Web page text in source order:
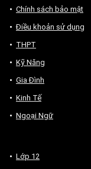
Chính sách bảo mật
Điều khoản sử dụng
THPT
Kỹ Năng
Gia Đình
Kinh Tế
Ngoại Ngữ
Lớp 12